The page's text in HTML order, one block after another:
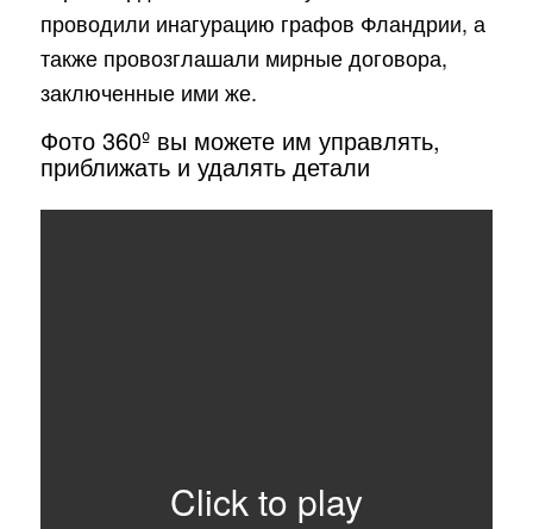
проводили инагурацию графов Фландрии, а
также провозглашали мирные договора,
заключенные ими же.
Фото 360º вы можете им управлять,
приближать и удалять детали
Click to play